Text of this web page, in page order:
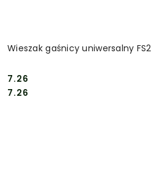
Wieszak gaśnicy uniwersalny
Cena:
7.26
Cena:
7.26